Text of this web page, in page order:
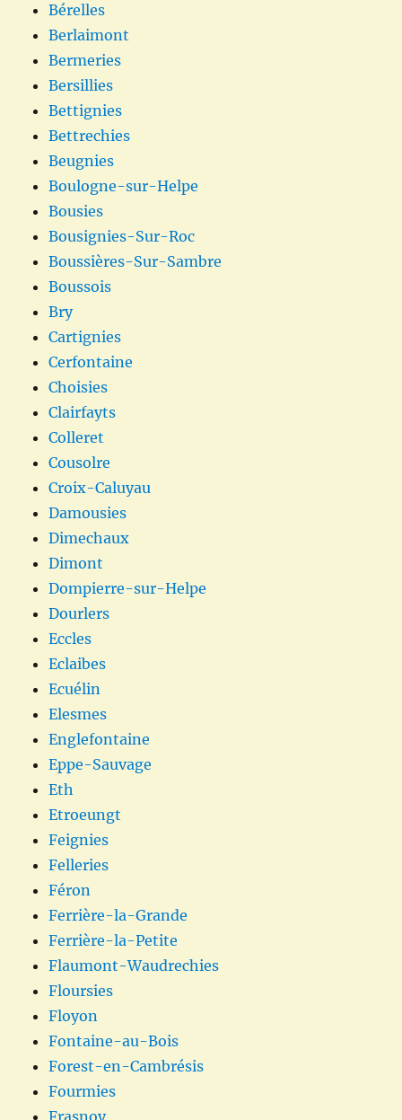
Bérelles
Berlaimont
Bermeries
Bersillies
Bettignies
Bettrechies
Beugnies
Boulogne-sur-Helpe
Bousies
Bousignies-Sur-Roc
Boussières-Sur-Sambre
Boussois
Bry
Cartignies
Cerfontaine
Choisies
Clairfayts
Colleret
Cousolre
Croix-Caluyau
Damousies
Dimechaux
Dimont
Dompierre-sur-Helpe
Dourlers
Eccles
Eclaibes
Ecuélin
Elesmes
Englefontaine
Eppe-Sauvage
Eth
Etroeungt
Feignies
Felleries
Féron
Ferrière-la-Grande
Ferrière-la-Petite
Flaumont-Waudrechies
Floursies
Floyon
Fontaine-au-Bois
Forest-en-Cambrésis
Fourmies